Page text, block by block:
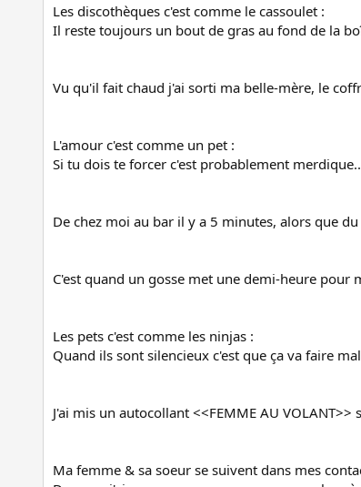
Les discothèques c'est comme le cassoulet :
Il reste toujours un bout de gras au fond de la
Vu qu'il fait chaud j'ai sorti ma belle-mère, le
L'amour c'est comme un pet :
Si tu dois te forcer c'est probablement
De chez moi au bar il y a 5 minutes, alors que
C'est quand un gosse met une demi-heure pour
Les pets c'est comme les ninjas :
Quand ils sont silencieux c'est que ça va faire
J'ai mis un autocollant <<FEMME AU
Ma femme & sa soeur se suivent dans mes